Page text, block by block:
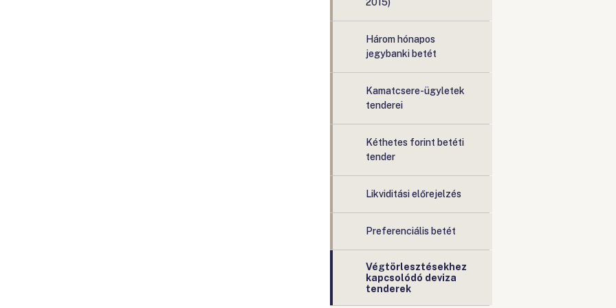
Három hónapos
jegybanki betét
Kamatcsere-ügyletek
tenderei
Kéthetes forint betéti
tender
Likviditási előrejelzés
Preferenciális betét
Végtörlesztésekhez
kapcsolódó deviza
tenderek